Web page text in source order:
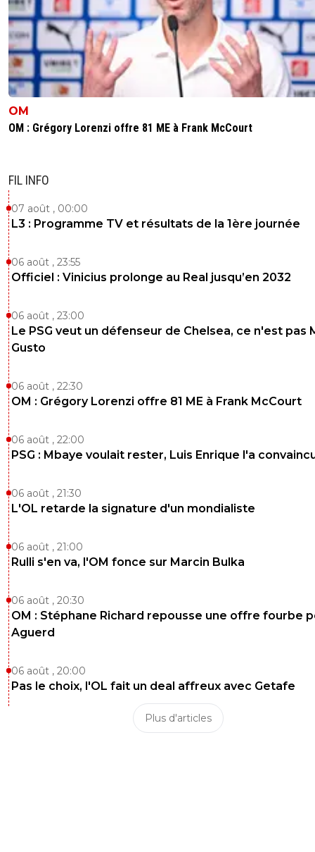
OM
OM : Grégory Lorenzi offre 81 ME à Frank McCourt
FIL INFO
07 août , 00:00
L3 : Programme TV et résultats de la 1ère journée
06 août , 23:55
Officiel : Vinicius prolonge au Real jusqu’en 2032
06 août , 23:00
Le PSG veut un défenseur de Chelsea, ce n'est pas
Gusto
06 août , 22:30
OM : Grégory Lorenzi offre 81 ME à Frank McCourt
06 août , 22:00
PSG : Mbaye voulait rester, Luis Enrique l'a
06 août , 21:30
L'OL retarde la signature d'un mondialiste
06 août , 21:00
Rulli s'en va, l'OM fonce sur Marcin Bulka
06 août , 20:30
OM : Stéphane Richard repousse une offre fourbe
Aguerd
06 août , 20:00
Pas le choix, l'OL fait un deal affreux avec Getafe
Plus d'articles